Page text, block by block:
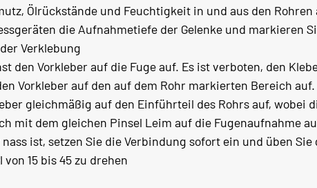
Ölrückstände und Feuchtigkeit in und aus den
die Aufnahmetiefe der Gelenke und markieren
Verklebung
den Vorkleber auf die Fuge auf. Es ist verboten, den
Vorkleber auf den auf dem Rohr markierten Bereich auf.
gleichmäßig auf den Einführteil des Rohrs auf,
mit dem gleichen Pinsel Leim auf die Fugenaufnahme
ist, setzen Sie die Verbindung sofort ein und üben
15 bis 45 zu drehen